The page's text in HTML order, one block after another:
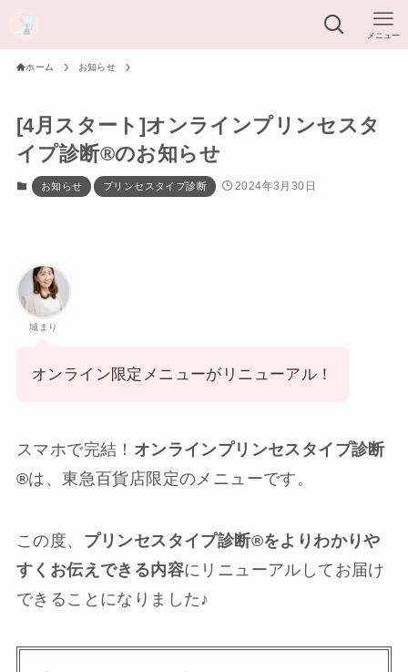
メニュー
ホーム お知らせ
[4月スタート]オンラインプリンセスタ
イプ診断®︎のお知らせ
お知らせ プリンセスタイプ診断 2024年3月30日
城まり
オンライン限定メニューがリニューアル！
スマホで完結！ オンラインプリンセスタイプ診断
®️は、東急百貨店限定のメニューです。
この度、 プリンセスタイプ診断®︎をよりわかりや
すくお伝えできる内容にリニューアルしてお届け
できることになりました♪